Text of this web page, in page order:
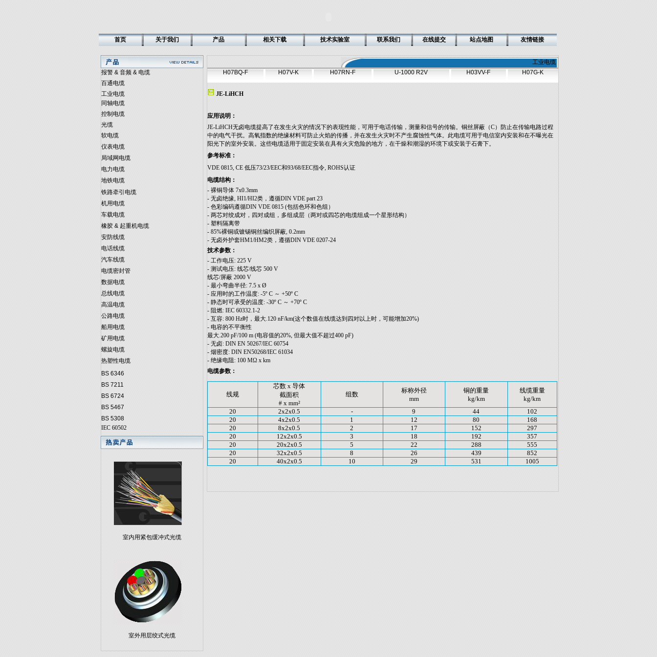
首页 关于我们 产品 相关下载 技术实验室 联系我们 在线提交 站点地图 友情链接
报警 & 音频 & 电缆
百通电缆
工业电缆
同轴电缆
控制电缆
光缆
软电缆
仪表电缆
局域网电缆
电力电缆
地铁电缆
铁路牵引电缆
机用电缆
车载电缆
橡胶 & 起重机电缆
安防线缆
电话线缆
汽车线缆
电缆密封管
数据电缆
总线电缆
高温电缆
公路电缆
船用电缆
矿用电缆
螺旋电缆
热塑性电缆
BS 6346
BS 7211
BS 6724
BS 5467
BS 5308
IEC 60502
室内用紧包缓冲式光缆
室外用层绞式光缆
工业电缆
H07BQ-F
H07V-K H07RN-F U-1000 R2V H03VV-F H07G-K
JE-LiHCH
应用说明：
JE-LiHCH无卤电缆提高了在发生火灾的情况下的表现性能，可用于电话传输，测量和信号的传输。铜丝屏蔽（C）防止在传输电路过程
中的电气干扰。高氧指数的绝缘材料可防止火焰的传播，并在发生火灾时不产生腐蚀性气体。此电缆可用于电信室内安装和在不曝光在
阳光下的室外安装。这些电缆适用于固定安装在具有火灾危险的地方，在干燥和潮湿的环境下或安装于石膏下。
参考标准：
VDE 0815, CE 低压73/23/EEC和93/68/EEC指令, ROHS认证
电缆结构：
- 裸铜导体 7x0.3mm
- 无卤绝缘, HI1/HI2类，遵循DIN VDE part 23
- 色彩编码遵循DIN VDE 0815 (包括色环和色组）
- 两芯对绞成对，四对成组，多组成层（两对或四芯的电缆组成一个星形结构）
- 塑料隔离带
- 85%裸铜或镀锡铜丝编织屏蔽, 0.2mm
- 无卤外护套HM1/HM2类，遵循DIN VDE 0207-24
技术参数：
- 工作电压: 225 V
- 测试电压: 线芯/线芯 500 V
线芯/屏蔽 2000 V
- 最小弯曲半径: 7.5 x Ø
- 应用时的工作温度: -5º C ～ +50º C
- 静态时可承受的温度: -30º C ～ +70º C
- 阻燃: IEC 60332.1-2
- 互容: 800 Hz时，最大.120 nF/km(这个数值在线缆达到四对以上时，可能增加20%)
- 电容的不平衡性
最大.200 pF/100 m (电容值的20%, 但最大值不超过400 pF)
- 无卤: DIN EN 50267/IEC 60754
- 烟密度: DIN EN50268/IEC 61034
- 绝缘电阻: 100 MΩ x km
电缆参数：
线规
芯数 x 导体
截面积
# x mm²
组数
标称外径
mm
铜的重量
kg/km
线缆重量
kg/km
20
2x2x0.5 - 9 44
102
20
4x2x0.5 1 12 80
168
20
8x2x0.5 2 17 152
297
20
12x2x0.5 3 18 192
357
20
20x2x0.5 5 22 288
555
20
32x2x0.5 8 26 439
852
20
40x2x0.5 10 29 531 1005